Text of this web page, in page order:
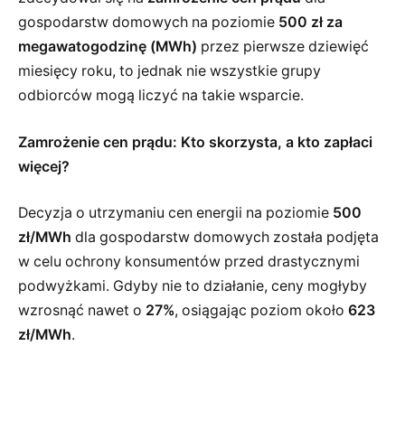
gospodarstw domowych na poziomie 500 zł za
megawatogodzinę (MWh) przez pierwsze dziewięć
miesięcy roku, to jednak nie wszystkie grupy
odbiorców mogą liczyć na takie wsparcie.
Zamrożenie cen prądu: Kto skorzysta, a kto zapłaci
więcej?
Decyzja o utrzymaniu cen energii na poziomie 500
zł/MWh dla gospodarstw domowych została podjęta
w celu ochrony konsumentów przed drastycznymi
podwyżkami. Gdyby nie to działanie, ceny mogłyby
wzrosnąć nawet o 27%, osiągając poziom około 623
zł/MWh.